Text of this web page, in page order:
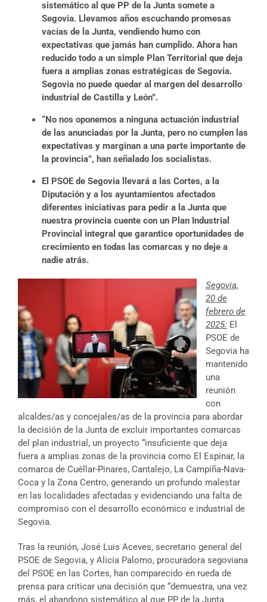
sistemático al que PP de la Junta somete a
Segovia. Llevamos años escuchando promesas
vacías de la Junta, vendiendo humo con
expectativas que jamás han cumplido. Ahora han
reducido todo a un simple Plan Territorial que deja
fuera a amplias zonas estratégicas de Segovia.
Segovia no puede quedar al margen del desarrollo
industrial de Castilla y León”.
“No nos oponemos a ninguna actuación industrial
de las anunciadas por la Junta, pero no cumplen las
expectativas y marginan a una parte importante de
la provincia”, han señalado los socialistas.
El PSOE de Segovia llevará a las Cortes, a la
Diputación y a los ayuntamientos afectados
diferentes iniciativas para pedir a la Junta que
nuestra provincia cuente con un Plan Industrial
Provincial integral que garantice oportunidades de
crecimiento en todas las comarcas y no deje a
nadie atrás.
Segovia,
20 de
febrero de
2025: El
PSOE de
Segovia ha
mantenido
una
reunión
con
alcaldes/as y concejales/as de la provincia para abordar
la decisión de la Junta de excluir importantes comarcas
del plan industrial, un proyecto “insuficiente que deja
fuera a amplias zonas de la provincia como El Espinar, la
comarca de Cuéllar-Pinares, Cantalejo, La Campiña-Nava-
Coca y la Zona Centro, generando un profundo malestar
en las localidades afectadas y evidenciando una falta de
compromiso con el desarrollo económico e industrial de
Segovia.
Tras la reunión, José Luis Aceves, secretario general del
PSOE de Segovia, y Alicia Palomo, procuradora segoviana
del PSOE en las Cortes, han comparecido en rueda de
prensa para criticar una decisión que “demuestra, una vez
más, el abandono sistemático al que PP de la Junta